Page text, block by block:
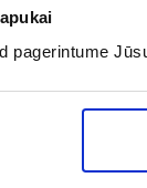
pagerintume
akcijų
bulių